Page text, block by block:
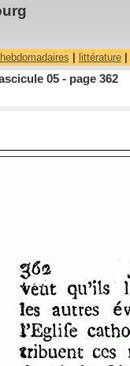
littérature|
05 - page 362